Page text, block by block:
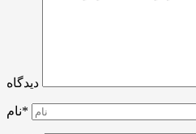
دیدگاه
نام*